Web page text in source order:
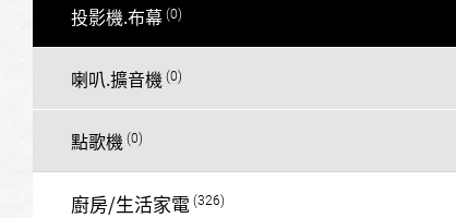
投影機.布幕
喇叭.擴音機
點歌機
廚房/生活家電